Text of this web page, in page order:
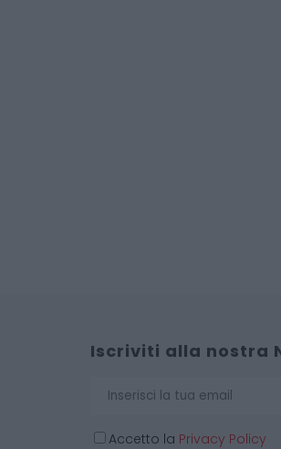
Iscriviti alla nostra
Accetto la Privacy Policy